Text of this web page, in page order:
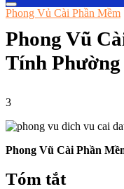
Phong Vủ Cài Phần Mềm
Phong Vũ
Tính Phường
3
Phong Vũ Cài Phần
Tóm tắt